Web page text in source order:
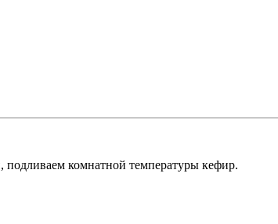
комнатной температуры кефир.